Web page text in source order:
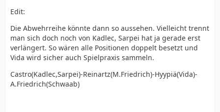
Edit:
Die Abwehrreihe könnte dann so aussehen. Vielleicht trennt
man sich doch noch von Kadlec, Sarpei hat ja gerade erst
verlängert. So wären alle Positionen doppelt besetzt und
Vida wird sicher auch Spielpraxis sammeln.
Castro(Kadlec,Sarpei)-Reinartz(M.Friedrich)-Hyypiä(Vida)-
A.Friedrich(Schwaab)